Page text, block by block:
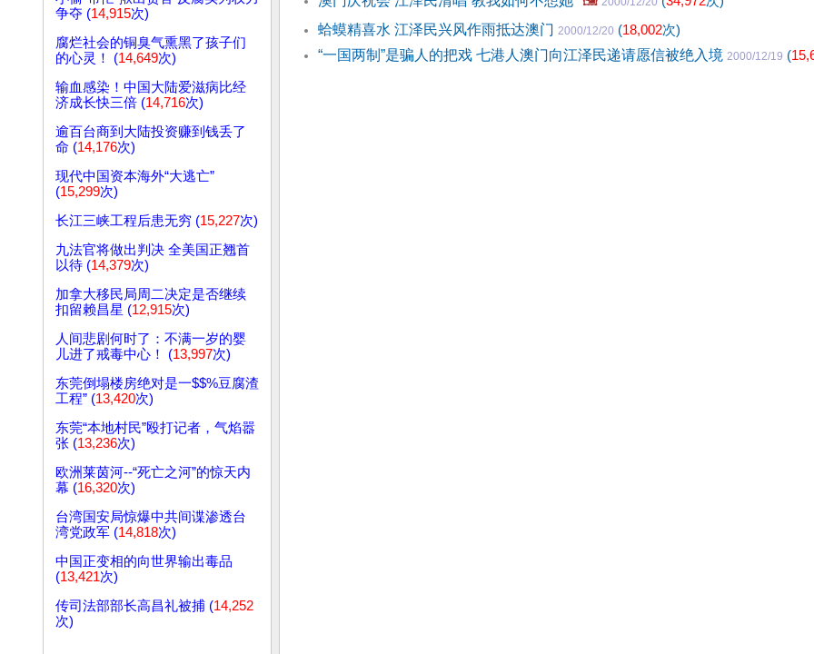
争夺 (14,915次)
腐烂社会的铜臭气熏黑了孩子们
的心灵！ (14,649次)
输血感染！中国大陆爱滋病比经
济成长快三倍 (14,716次)
逾百台商到大陆投资赚到钱丢了
命 (14,176次)
现代中国资本海外“大逃亡”
(15,299次)
长江三峡工程后患无穷 (15,227次)
九法官将做出判决 全美国正翘首
以待 (14,379次)
加拿大移民局周二决定是否继续
扣留赖昌星 (12,915次)
人间悲剧何时了：不满一岁的婴
儿进了戒毒中心！ (13,997次)
东莞倒塌楼房绝对是一$$%豆腐渣
工程” (13,420次)
东莞“本地村民”殴打记者，气焰嚣
张 (13,236次)
欧洲莱茵河--“死亡之河”的惊天内
幕 (16,320次)
台湾国安局惊爆中共间谍渗透台
湾党政军 (14,818次)
中国正变相的向世界输出毒品
(13,421次)
传司法部部长高昌礼被捕 (14,252
次)
蛤蟆精喜水 江泽民兴风作雨抵达澳门 2000/12/20 (18,002次)
“一国两制”是骗人的把戏 七港人澳门向江泽民递请愿信被绝入境 2000/12/19 (